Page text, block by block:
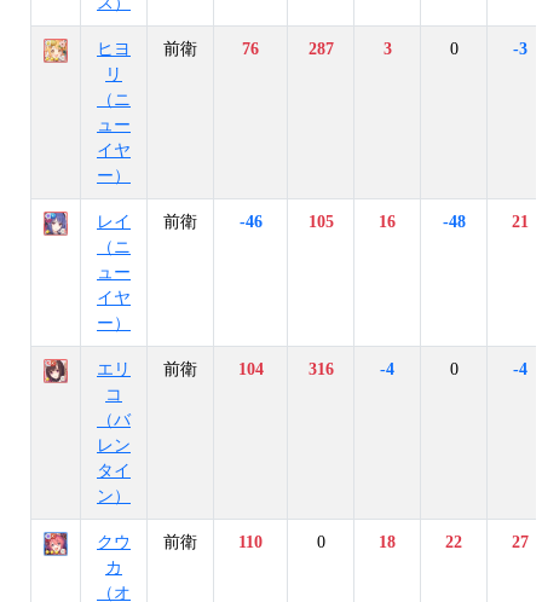
ヒヨ
リ
（ニ
ュー
イヤ
ー）
前衛 76 287 3 0 -3
レイ
（ニ
ュー
イヤ
ー）
前衛 -46 105 16 -48 21
エリ
コ
（バ
レン
タイ
ン）
前衛 104 316 -4 0 -4
クウ
カ
（オ
前衛 110 0 18 22 27